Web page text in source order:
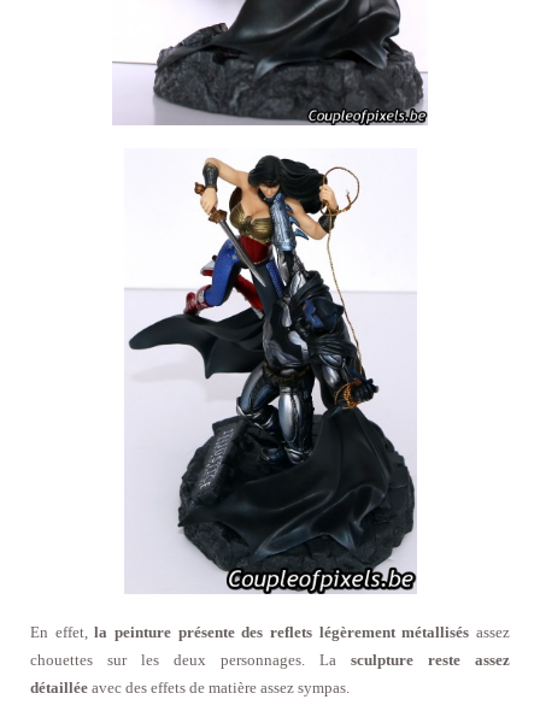
En effet, la peinture présente des reflets légèrement métallisés assez
chouettes sur les deux personnages. La sculpture reste assez
détaillée avec des effets de matière assez sympas.